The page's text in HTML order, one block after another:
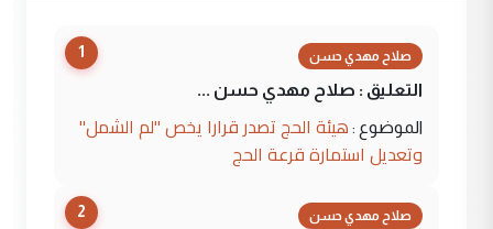
1 صلاح مهدي حسن
التعليق : صلاح مهدي حسن ...
الموضوع : هيئة الحج تصدر قرارا يخص "لم الشمل"
وتعديل استمارة قرعة الحج
2 صلاح مهدي حسن